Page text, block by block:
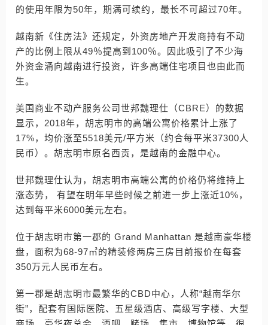
的使用年限为50年，期满可续约，最长不可超过70年。
越南新《住房法》还规定，外资房地产开发商持有不动
产的比例上限从49％提高到100％。因此吸引了不少海
外资金涌向越南进行投资，许多高端住宅项目也由此而
生。
美国商业不动产服务公司世邦魏理仕（CBRE）的数据
显示，2018年，胡志明市的高端公寓价格累计上涨了
17%，均价涨至5518美元/平方米（约合每平米37300人
民币）。胡志明市原名西贡，是越南的金融中心。
世邦魏理仕认为，胡志明市高端公寓的价格仍将维持上
涨态势， 有望在明年早些时候之前进一步上涨近10%，
达到每平米6000美元左右。
位于胡志明市第一郡的 Grand Manhattan 是越南豪华楼
盘，面积为68-97㎡的精装修两房三房目前报价在每套
350万元人民币左右。
第一郡是胡志明市最繁华的CBD中心，人称“越南华尔
街”，配套有国际医院、五星级酒店、高级写字楼、大型